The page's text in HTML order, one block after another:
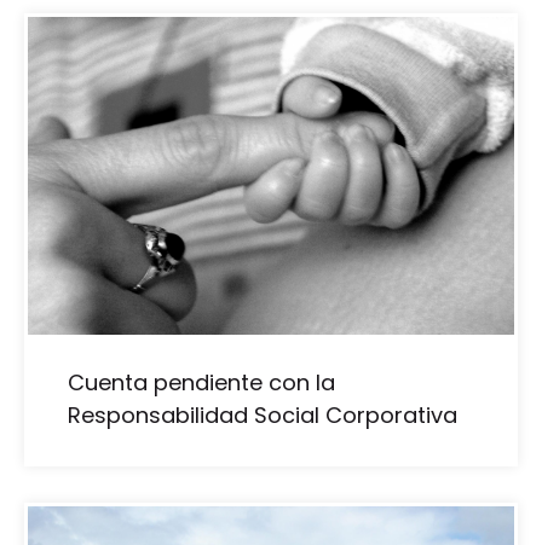
Cuenta pendiente con la
Responsabilidad Social Corporativa